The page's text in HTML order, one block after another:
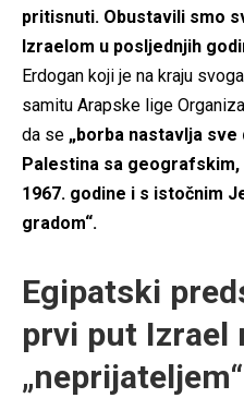
pritisnuti. Obustavili smo
Izraelom u posljednjih
Erdogan koji je na kraju
samitu Arapske lige
da se „borba nastavlja
Palestina sa
1967. godine i s istočnim
gradom“.
Egipatski
prvi put Izrael
„neprijateljem“